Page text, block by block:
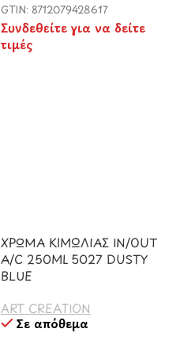
GTIN: 8712079428617
Συνδεθείτε για να δείτε
τιμές
ΧΡΩΜΑ ΚΙΜΩΛΙΑΣ IN/OUT
A/C 250ML 5027 DUSTY
BLUE
ART CREATION
Σε απόθεμα